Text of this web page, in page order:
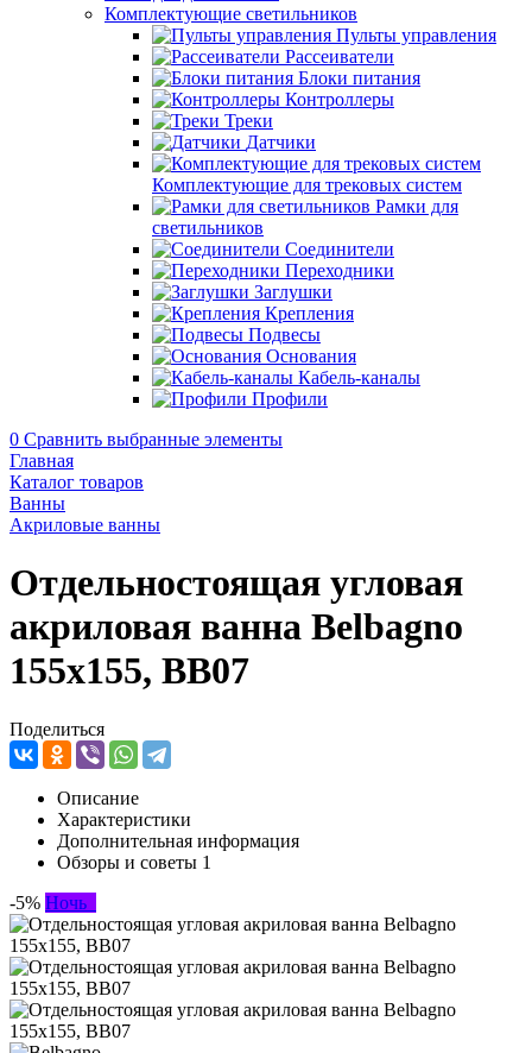
Комплектующие светильников
Пульты управления
Рассеиватели
Блоки питания
Контроллеры
Треки
Датчики
Комплектующие для трековых систем
Рамки для
светильников
Соединители
Переходники
Заглушки
Крепления
Подвесы
Основания
Кабель-каналы
Профили
0 Сравнить выбранные элементы
Главная
Каталог товаров
Ванны
Акриловые ванны
Отдельностоящая угловая
акриловая ванна Belbagno
155x155, BB07
Поделиться
Описание
Характеристики
Дополнительная информация
Обзоры и советы 1
-5% Ночь